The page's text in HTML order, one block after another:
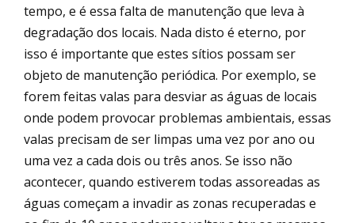
tempo, e é essa falta de manutenção que leva à
degradação dos locais. Nada disto é eterno, por
isso é importante que estes sítios possam ser
objeto de manutenção periódica. Por exemplo, se
forem feitas valas para desviar as águas de locais
onde podem provocar problemas ambientais, essas
valas precisam de ser limpas uma vez por ano ou
uma vez a cada dois ou três anos. Se isso não
acontecer, quando estiverem todas assoreadas as
águas começam a invadir as zonas recuperadas e